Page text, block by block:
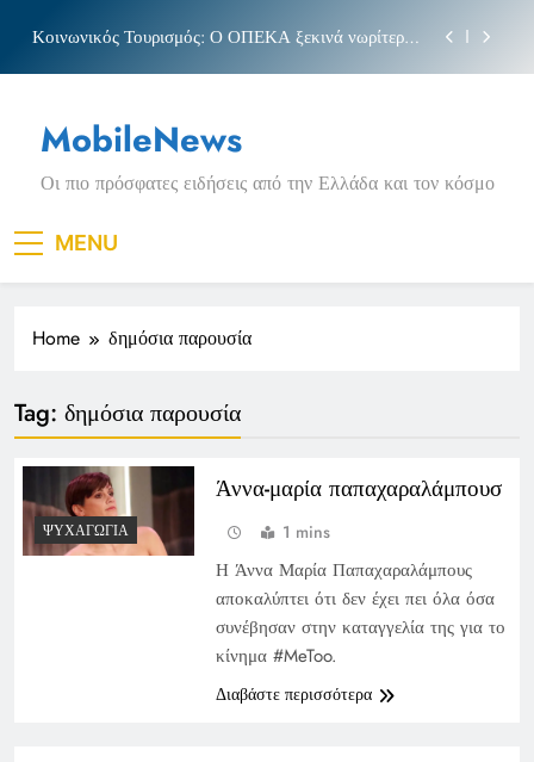
content
Κοινωνικός Τουρισμός: Ο ΟΠΕΚΑ ξεκινά νωρίτερα
Νέα Κρήτη: Σαρακήνικο και η φράση «Κρήτη
ΟΦΗ»
Πριγκιπάτο Στάδιο
Κοινωνικός Τουρισμός: Ο ΟΠΕΚΑ ξεκινά νωρίτερα
τις αιτήσεις
Μπέσσυ αργυράκη
Νέα Κρήτη: Σαρακήνικο και η φράση «Κρήτη
MobileNews
Οι πιο πρόσφατες ειδήσεις από την Ελλάδα και τον κόσμο
MENU
Home δημόσια παρουσία
Tag: δημόσια παρουσία
ΨΥΧΑΓΩΓΊΑ
Άννα-μαρία παπαχαραλάμπουσ
1 mins
Η Άννα Μαρία Παπαχαραλάμπους
αποκαλύπτει ότι δεν έχει πει όλα όσα
συνέβησαν στην καταγγελία της για το
κίνημα #MeToo.
Διαβάστε περισσότερα